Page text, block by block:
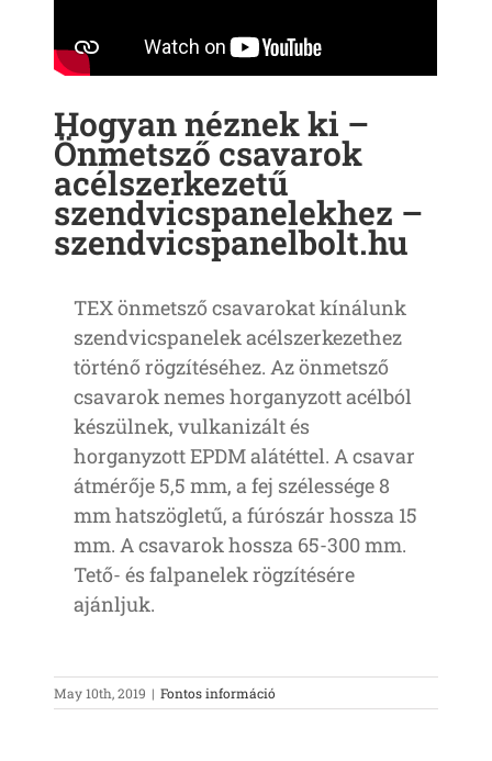
Hogyan néznek ki –
Önmetsző csavarok
acélszerkezetű
szendvicspanelekhez –
szendvicspanelbolt.hu
TEX önmetsző csavarokat kínálunk
szendvicspanelek acélszerkezethez
történő rögzítéséhez. Az önmetsző
csavarok nemes horganyzott acélból
készülnek, vulkanizált és
horganyzott EPDM alátéttel. A csavar
átmérője 5,5 mm, a fej szélessége 8
mm hatszögletű, a fúrószár hossza 15
mm. A csavarok hossza 65-300 mm.
Tető- és falpanelek rögzítésére
ajánljuk.
May 10th, 2019 | Fontos információ